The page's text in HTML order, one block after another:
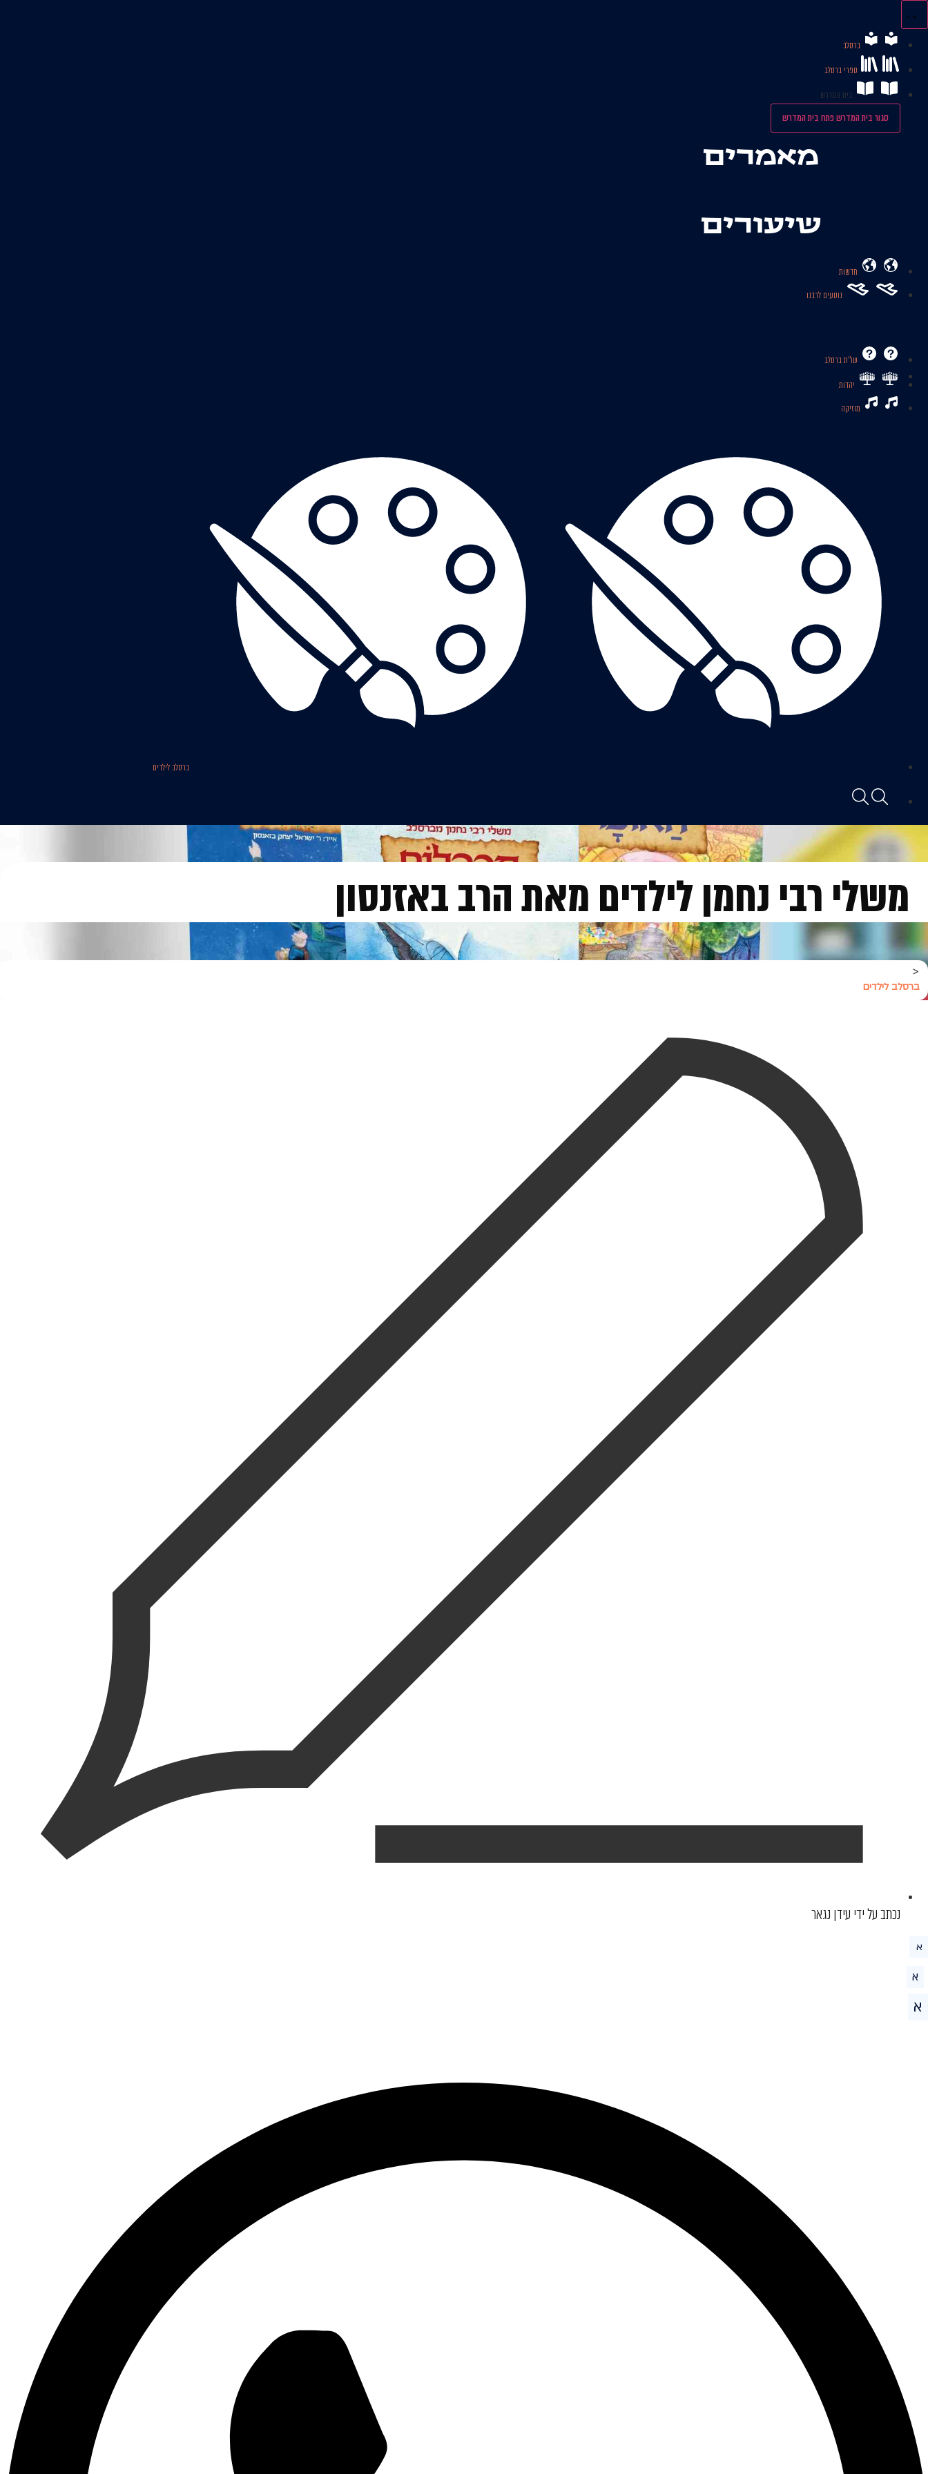
לתוכן
ברסלב
ספרי ברסלב
בית המדרש
סגור בית המדרשפתח בית המדרש
מאמרים
שיעורים
חדשות
נוסעים לרבנו
שו’’ת ברסלב
יהדות
מוזיקה
ברסלב לילדים
משלי רבי נחמן לילדים מאת הרב באזנסון
<
ברסלב לילדים
נכתב על ידי עידן נגאר
א
א
א